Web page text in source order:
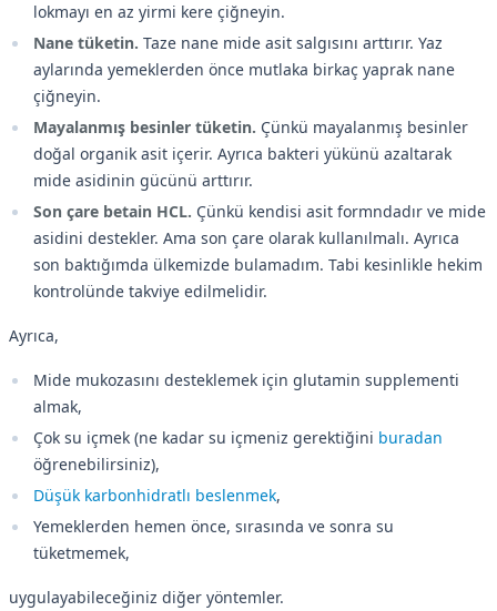
lokmayı en az yirmi kere çiğneyin.
Nane tüketin. Taze nane mide asit salgısını arttırır. Yaz
aylarında yemeklerden önce mutlaka birkaç yaprak nane
çiğneyin.
Mayalanmış besinler tüketin. Çünkü mayalanmış besinler
doğal organik asit içerir. Ayrıca bakteri yükünü azaltarak
mide asidinin gücünü arttırır.
Son çare betain HCL. Çünkü kendisi asit formndadır ve mide
asidini destekler. Ama son çare olarak kullanılmalı. Ayrıca
son baktığımda ülkemizde bulamadım. Tabi kesinlikle hekim
kontrolünde takviye edilmelidir.
Ayrıca,
Mide mukozasını desteklemek için glutamin supplementi
almak,
Çok su içmek (ne kadar su içmeniz gerektiğini buradan
öğrenebilirsiniz),
Düşük karbonhidratlı beslenmek,
Yemeklerden hemen önce, sırasında ve sonra su
tüketmemek,
uygulayabileceğiniz diğer yöntemler.